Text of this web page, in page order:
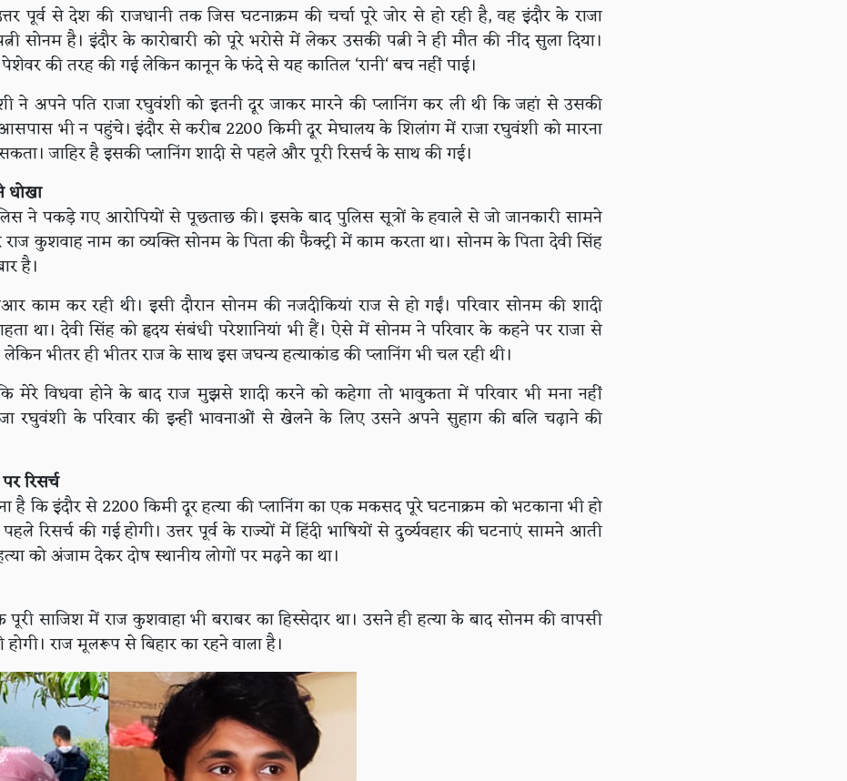
पूर्व से देश की राजधानी तक जिस घटनाक्रम की चर्चा पूरे जोर से हो रही है, वह इंदौर के राजा
सोनम है। इंदौर के कारोबारी को पूरे भरोसे में लेकर उसकी पत्नी ने ही मौत की नींद सुला दिया।
की तरह की गई लेकिन कानून के फंदे से यह कातिल ‘रानी‘ बच नहीं पाई।
ने अपने पति राजा रघुवंशी को इतनी दूर जाकर मारने की प्लानिंग कर ली थी कि जहां से उसकी
भी न पहुंचे। इंदौर से करीब 2200 किमी दूर मेघालय के शिलांग में राजा रघुवंशी को मारना
जाहिर है इसकी प्लानिंग शादी से पहले और पूरी रिसर्च के साथ की गई।
धोखा
ने पकड़े गए आरोपियों से पूछताछ की। इसके बाद पुलिस सूत्रों के हवाले से जो जानकारी सामने
कुशवाह नाम का व्यक्ति सोनम के पिता की फैक्ट्री में काम करता था। सोनम के पिता देवी सिंह
है।
काम कर रही थी। इसी दौरान सोनम की नजदीकियां राज से हो गईं। परिवार सोनम की शादी
था। देवी सिंह को हृदय संबंधी परेशानियां भी हैं। ऐसे में सोनम ने परिवार के कहने पर राजा से
लेकिन भीतर ही भीतर राज के साथ इस जघन्य हत्याकांड की प्लानिंग भी चल रही थी।
मेरे विधवा होने के बाद राज मुझसे शादी करने को कहेगा तो भावुकता में परिवार भी मना नहीं
रघुवंशी के परिवार की इन्हीं भावनाओं से खेलने के लिए उसने अपने सुहाग की बलि चढ़ाने की
रिसर्च
है कि इंदौर से 2200 किमी दूर हत्या की प्लानिंग का एक मकसद पूरे घटनाक्रम को भटकाना भी हो
रिसर्च की गई होगी। उत्तर पूर्व के राज्यों में हिंदी भाषियों से दुर्व्यवहार की घटनाएं सामने आती
को अंजाम देकर दोष स्थानीय लोगों पर मढ़ने का था।
साजिश में राज कुशवाहा भी बराबर का हिस्सेदार था। उसने ही हत्या के बाद सोनम की वापसी
राज मूलरूप से बिहार का रहने वाला है।